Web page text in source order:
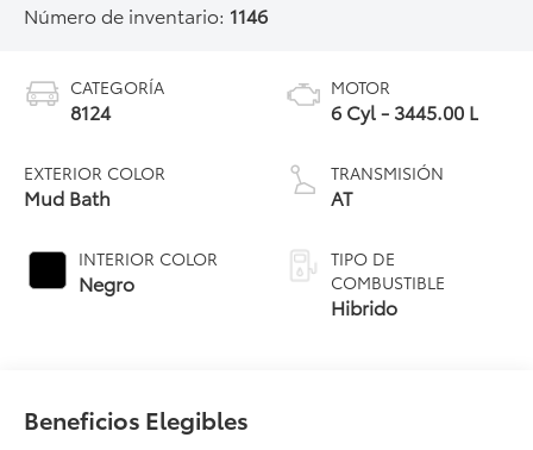
Número de inventario: 1146
CATEGORÍA
8124
EXTERIOR COLOR
Mud Bath
INTERIOR COLOR
Negro
MOTOR
6 Cyl - 3445.00 L
TRANSMISIÓN
AT
TIPO DE
COMBUSTIBLE
Hibrido
Beneficios Elegibles